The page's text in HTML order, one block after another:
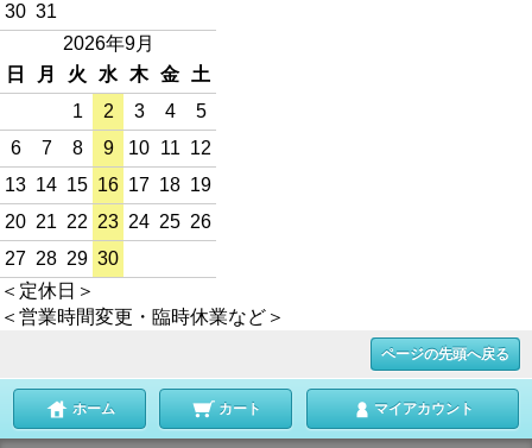
30 31
2026年9月
日
月 火 水 木 金
土
1
2 3 4
5
6
7 8 9 10 11 12
13 14 15 16 17 18 19
20 21 22 23 24 25 26
27 28 29 30
＜定休日＞
＜営業時間変更・臨時休業など＞
ページの先頭へ戻る
ホーム カート マイアカウント